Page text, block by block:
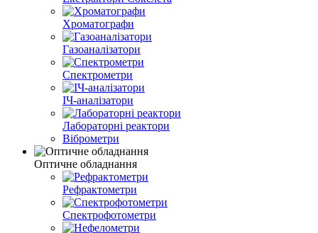
Хроматографи
Газоаналізатори
Спектрометри
ІЧ-аналізатори
Лабораторні реактори
Віброметри
Оптичне обладнання
Рефрактометри
Спектрофотометри